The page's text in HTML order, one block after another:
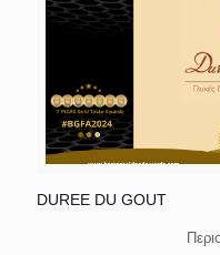
DUREE DU GOUT